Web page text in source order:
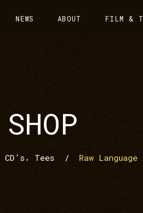
NEWS ABOUT FILM &
SHOP
CD’s , Tees / Raw